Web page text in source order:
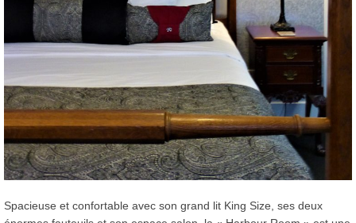
Spacieuse et confortable avec son grand lit King Size, ses deux